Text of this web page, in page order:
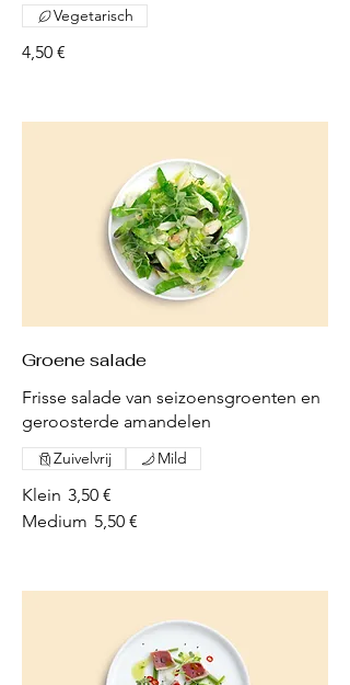
4,50 €
Vegetarisch
Groene salade
Frisse salade van seizoensgroenten en
geroosterde amandelen
Klein 3,50 €
Medium 5,50 €
Zuivelvrij Mild